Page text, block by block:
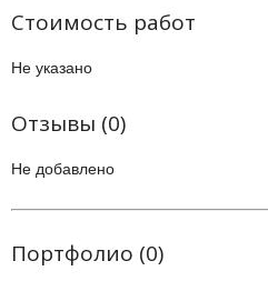
Стоимость работ
Не указано
Отзывы (0)
Не добавлено
Портфолио (0)